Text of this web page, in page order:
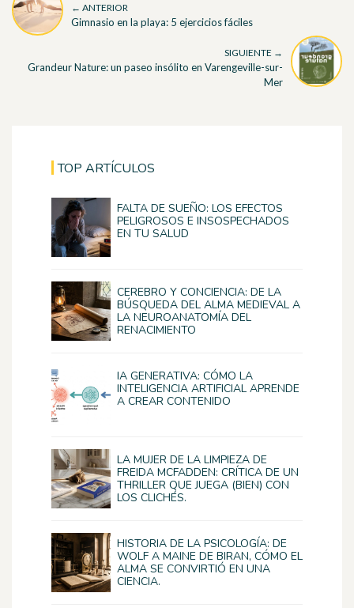
← ANTERIOR
Gimnasio en la playa: 5 ejercicios fáciles
SIGUIENTE →
Grandeur Nature: un paseo insólito en Varengeville-sur-
Mer
TOP ARTÍCULOS
FALTA DE SUEÑO: LOS EFECTOS
PELIGROSOS E INSOSPECHADOS
EN TU SALUD
CEREBRO Y CONCIENCIA: DE LA
BÚSQUEDA DEL ALMA MEDIEVAL A
LA NEUROANATOMÍA DEL
RENACIMIENTO
IA GENERATIVA: CÓMO LA
INTELIGENCIA ARTIFICIAL APRENDE
A CREAR CONTENIDO
LA MUJER DE LA LIMPIEZA DE
FREIDA MCFADDEN: CRÍTICA DE UN
THRILLER QUE JUEGA (BIEN) CON
LOS CLICHÉS.
HISTORIA DE LA PSICOLOGÍA: DE
WOLF A MAINE DE BIRAN, CÓMO EL
ALMA SE CONVIRTIÓ EN UNA
CIENCIA.